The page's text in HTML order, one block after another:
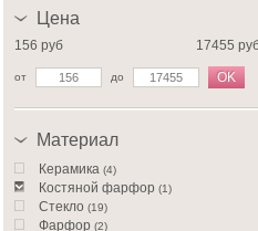
Цена
156 руб 17455
от до OK
Материал
Керамика (4)
Костяной фарфор (1)
Стекло (19)
Фарфор (2)